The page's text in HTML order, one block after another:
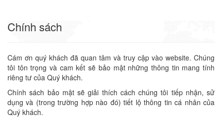
Chính sách
Cám ơn quý khách đã quan tâm và truy cập vào website. Chúng
tôi tôn trọng và cam kết sẽ bảo mật những thông tin mang tính
riêng tư của Quý khách.
Chính sách bảo mật sẽ giải thích cách chúng tôi tiếp nhận, sử
dụng và (trong trường hợp nào đó) tiết lộ thông tin cá nhân của
Quý khách.